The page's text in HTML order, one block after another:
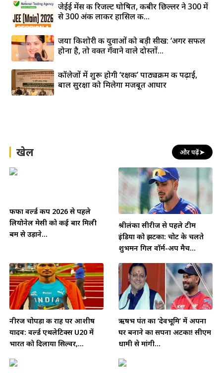
जेईई मेंस की रिजल्ट घोषित, कबीर छिल्लर ने 300 में
से 300 अंक लाकर हासिल की...
जया किशोरी की युवाओं को बड़ी सीख: ‘अगर सफल
होना है, तो वक्त गँवाने वाले दोस्तों...
कॉलेजों में शुरू होगी ‘रक्षक’ पाठ्यक्रम की पढ़ाई,
बाल सुरक्षा को मिलेगा मजबूत आधार
खेल और पढ़ें➤
फीफा वर्ल्ड कप 2026 से पहले
लियोनेल मेसी को कई बार मिली
बम से उड़ाने...
श्रीलंका सीरीज से पहले टीम
इंडिया को झटका: चोट के चलते
शुभमन गिल वॉर्म-अप मैच...
नीरज चोपड़ा की राह पर आशीष
यादव: वर्ल्ड एथलेटिक्स U20 में
भारत को दिलाया सिल्वर,...
ऋषभ पंत का ‘देवभूमि’ में अपना
घर बनाने का सपना अटका! सीएम
धामी से मांगी...